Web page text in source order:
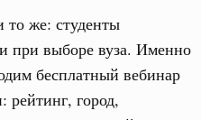
же: студенты
при выборе вуза. Именно
бесплатный вебинар
рейтинг, город,